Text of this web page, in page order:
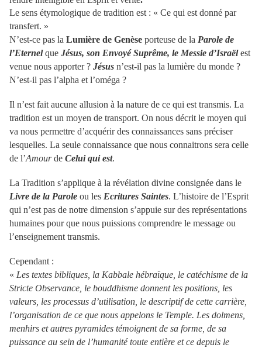
Le sens étymologique de tradition est : « Ce qui est donné par
transfert. »
N’est-ce pas la Lumière de Genèse porteuse de la Parole de
l’Eternelque Jésus, son Envoyé Suprême, le Messie d’Israëlest
venue nous apporter ? Jésus n’est-il pas la lumière du monde ?
N’est-il pas l’alpha et l’oméga ?
Il n’est fait aucune allusion à la nature de ce qui est transmis. La
tradition est un moyen de transport. On nous décrit le moyen qui
va nous permettre d’acquérir des connaissances sans préciser
lesquelles. La seule connaissance que nous connaitrons sera celle
de l’Amourde Celui qui est.
La Tradition s’applique à la révélation divine consignée dans le
Livre de la Parole ou les Ecritures Saintes. L’histoire de l’Esprit
qui n’est pas de notre dimension s’appuie sur des représentations
humaines pour que nous puissions comprendre le message ou
l’enseignement transmis.
Cependant :
« Les textes bibliques, la Kabbale hébraïque, le catéchisme de la
Stricte Observance, le bouddhisme donnent les positions, les
valeurs, les processus d’utilisation, le descriptif de cette carrière,
l’organisation de ce que nous appelons le Temple. Les dolmens,
menhirs et autres pyramides témoignent de sa forme, de sa
puissance au sein de l’humanité toute entière et ce depuis le